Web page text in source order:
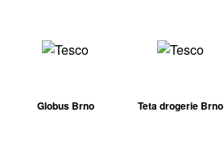
Globus Brno Teta drogerie Brno